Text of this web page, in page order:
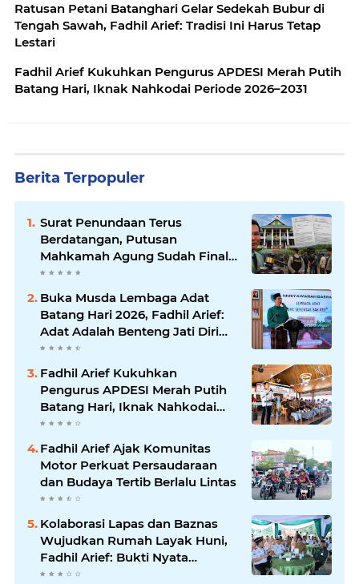
Ratusan Petani Batanghari Gelar Sedekah Bubur di
Tengah Sawah, Fadhil Arief: Tradisi Ini Harus Tetap
Lestari
Fadhil Arief Kukuhkan Pengurus APDESI Merah Putih
Batang Hari, Iknak Nahkodai Periode 2026–2031
Berita Terpopuler
Surat Penundaan Terus
Berdatangan, Putusan
Mahkamah Agung Sudah Final,
Mengapa Eksekusi Belum
Dilaksanakan?
Buka Musda Lembaga Adat
Batang Hari 2026, Fadhil Arief:
Adat Adalah Benteng Jati Diri
Generasi Muda
Fadhil Arief Kukuhkan
Pengurus APDESI Merah Putih
Batang Hari, Iknak Nahkodai
Periode 2026–2031
Fadhil Arief Ajak Komunitas
Motor Perkuat Persaudaraan
dan Budaya Tertib Berlalu Lintas
Kolaborasi Lapas dan Baznas
Wujudkan Rumah Layak Huni,
Fadhil Arief: Bukti Nyata
Kepedulian Untuk Rakyat